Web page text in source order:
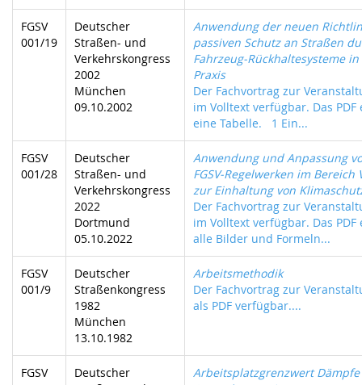
FGSV
001/19
Deutscher
Straßen- und
Verkehrskongress
2002
München
09.10.2002
Anwendung der neuen
passiven Schutz an Straßen
Fahrzeug-Rückhaltesysteme
Praxis
Der Fachvortrag zur
im Volltext verfügbar. Das
eine Tabelle. 1 Ein...
FGSV
001/28
Deutscher
Straßen- und
Verkehrskongress
2022
Dortmund
05.10.2022
Anwendung und Anpassung
FGSV-Regelwerken im Bereich
zur Einhaltung von
Der Fachvortrag zur
im Volltext verfügbar. Das
alle Bilder und Formeln...
FGSV
001/9
Deutscher
Straßenkongress
1982
München
13.10.1982
Arbeitsmethodik
Der Fachvortrag zur
als PDF verfügbar....
FGSV
Deutscher
Arbeitsplatzgrenzwert